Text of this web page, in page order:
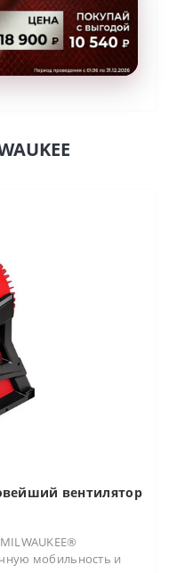
вентилятор
мобильность и